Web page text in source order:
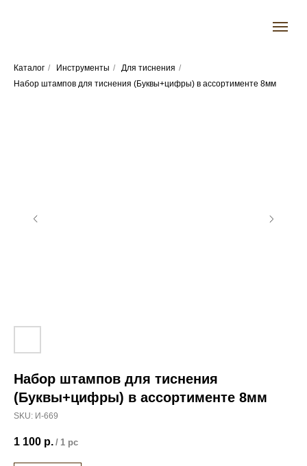
Каталог / Инструменты / Для тиснения /
Набор штампов для тиснения (Буквы+цифры) в ассортименте 8мм
Набор штампов для тиснения
(Буквы+цифры) в ассортименте 8мм
SKU: И-669
1 100 р. / 1 pc